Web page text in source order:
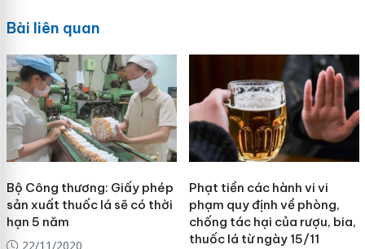
Bài liên quan
Bộ Công thương: Giấy phép
sản xuất thuốc lá sẽ có thời
hạn 5 năm
22/11/2020
Phạt tiền các hành vi vi
phạm quy định về phòng,
chống tác hại của rượu, bia,
thuốc lá từ ngày 15/11